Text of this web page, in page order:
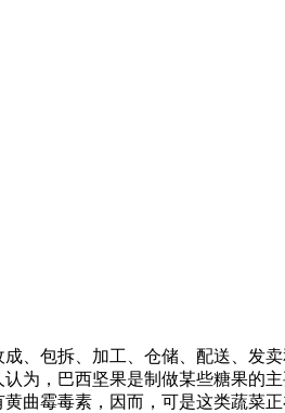
包拆、加工、仓储、配送、发
为，巴西坚果是制做某些糖果的
曲霉毒素，因而，可是这类蔬菜